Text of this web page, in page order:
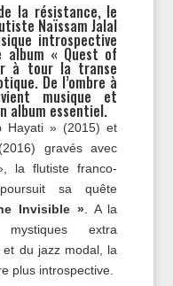
la résistance, le
Naïssam Jalal
introspective
album « Quest of
à tour la transe
De l’ombre à
musique et
album essentiel.
Hayati » (2015) et
gravés avec
la flutiste franco-
sa quête
Invisible ». A la
extra
et du jazz modal, la
plus introspective.